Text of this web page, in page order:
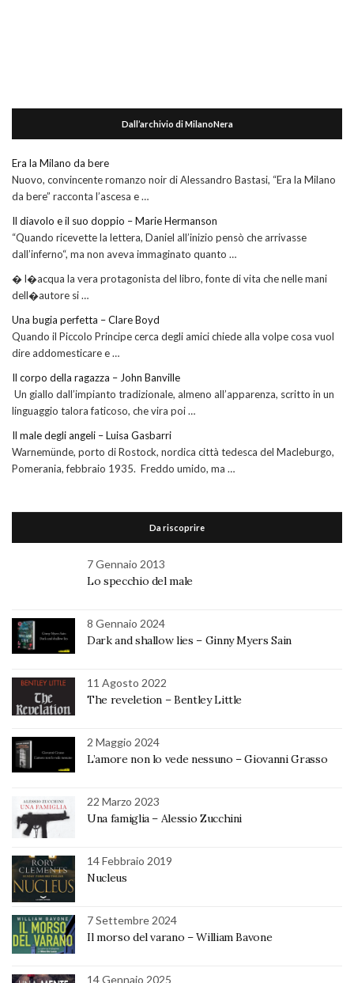
Dall’archivio di MilanoNera
Era la Milano da bere
Nuovo, convincente romanzo noir di Alessandro Bastasi, “Era la Milano
da bere” racconta l’ascesa e …
Il diavolo e il suo doppio – Marie Hermanson
“Quando ricevette la lettera, Daniel all’inizio pensò che arrivasse
dall’inferno“, ma non aveva immaginato quanto …
� l�acqua la vera protagonista del libro, fonte di vita che nelle mani
dell�autore si …
Una bugia perfetta – Clare Boyd
Quando il Piccolo Principe cerca degli amici chiede alla volpe cosa vuol
dire addomesticare e …
Il corpo della ragazza – John Banville
Un giallo dall’impianto tradizionale, almeno all’apparenza, scritto in un
linguaggio talora faticoso, che vira poi …
Il male degli angeli – Luisa Gasbarri
Warnemünde, porto di Rostock, nordica città tedesca del Macleburgo,
Pomerania, febbraio 1935. Freddo umido, ma …
Da riscoprire
7 Gennaio 2013
Lo specchio del male
8 Gennaio 2024
Dark and shallow lies – Ginny Myers Sain
11 Agosto 2022
The reveletion – Bentley Little
2 Maggio 2024
L’amore non lo vede nessuno – Giovanni Grasso
22 Marzo 2023
Una famiglia – Alessio Zucchini
14 Febbraio 2019
Nucleus
7 Settembre 2024
Il morso del varano – William Bavone
14 Gennaio 2025